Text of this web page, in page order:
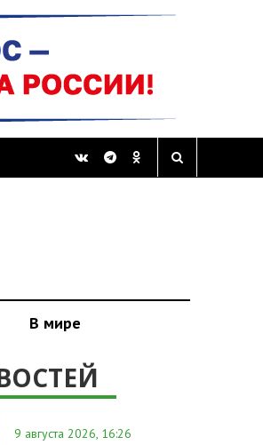
В мире
9 августа 2026, 16:26